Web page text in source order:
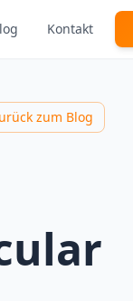
Kontakt
zum Blog